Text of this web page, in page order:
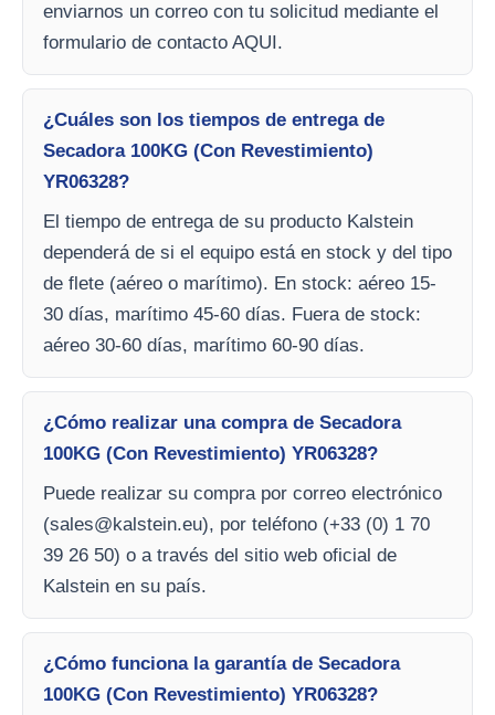
enviarnos un correo con tu solicitud mediante el
formulario de contacto AQUI.
¿Cuáles son los tiempos de entrega de
Secadora 100KG (Con Revestimiento)
YR06328?
El tiempo de entrega de su producto Kalstein
dependerá de si el equipo está en stock y del tipo
de flete (aéreo o marítimo). En stock: aéreo 15-
30 días, marítimo 45-60 días. Fuera de stock:
aéreo 30-60 días, marítimo 60-90 días.
¿Cómo realizar una compra de Secadora
100KG (Con Revestimiento) YR06328?
Puede realizar su compra por correo electrónico
(sales@kalstein.eu), por teléfono (+33 (0) 1 70
39 26 50) o a través del sitio web oficial de
Kalstein en su país.
¿Cómo funciona la garantía de Secadora
100KG (Con Revestimiento) YR06328?